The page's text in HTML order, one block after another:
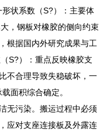
状系数（S?）：主要体
，钢板对橡胶的侧向约束
根据国内外研究成果与工
S?）：重点反映橡胶支
不合理导致失稳破坏，一
面积综合确定。
无污染。搬运过程中必须
应对支座连接板及外露连